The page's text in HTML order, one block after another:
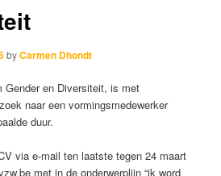
byCarmen Dhondt
Gender en Diversiteit, is met
naar een vormingsmedewerker
duur.
via e-mail ten laatste tegen 24 maart
met in de onderwerplijn “ik word